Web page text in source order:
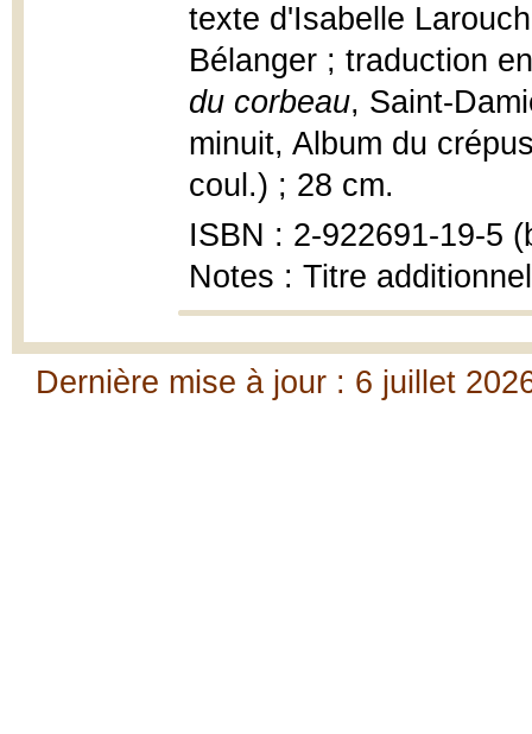
texte d'Isabelle
Bélanger ; traduction
du corbeau, Saint-
minuit, Album du
coul.) ; 28 cm.
ISBN : 2-922691-19-5
Notes : Titre
Dernière mise à jour : 6 juillet